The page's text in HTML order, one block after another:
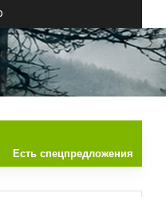
Есть спецпредложения